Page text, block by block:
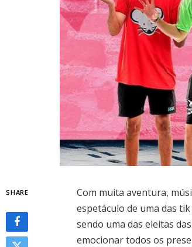
SHARE
Com muita aventura,
espetáculo de uma das
sendo uma das eleitas
emocionar todos os